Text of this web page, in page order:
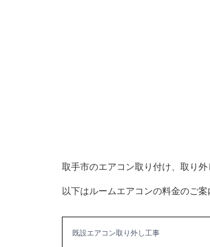
取手市のエアコン取り付け、取り外
以下はルームエアコンの料金のご
既設エアコン取り外し工事